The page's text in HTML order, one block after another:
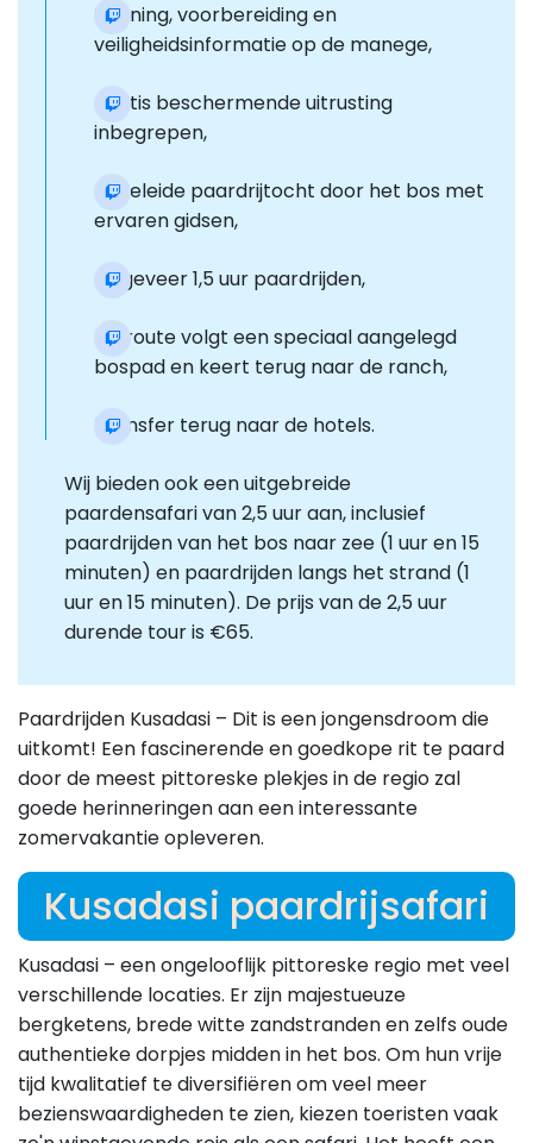
Training, voorbereiding en
veiligheidsinformatie op de manege,
Gratis beschermende uitrusting
inbegrepen,
Begeleide paardrijtocht door het bos met
ervaren gidsen,
Ongeveer 1,5 uur paardrijden,
De route volgt een speciaal aangelegd
bospad en keert terug naar de ranch,
Transfer terug naar de hotels.
Wij bieden ook een uitgebreide
paardensafari van 2,5 uur aan, inclusief
paardrijden van het bos naar zee (1 uur en 15
minuten) en paardrijden langs het strand (1
uur en 15 minuten). De prijs van de 2,5 uur
durende tour is €65.
Paardrijden Kusadasi – Dit is een jongensdroom die
uitkomt! Een fascinerende en goedkope rit te paard
door de meest pittoreske plekjes in de regio zal
goede herinneringen aan een interessante
zomervakantie opleveren.
Kusadasi paardrijsafari
Kusadasi – een ongelooflijk pittoreske regio met veel
verschillende locaties. Er zijn majestueuze
bergketens, brede witte zandstranden en zelfs oude
authentieke dorpjes midden in het bos. Om hun vrije
tijd kwalitatief te diversifiëren om veel meer
bezienswaardigheden te zien, kiezen toeristen vaak